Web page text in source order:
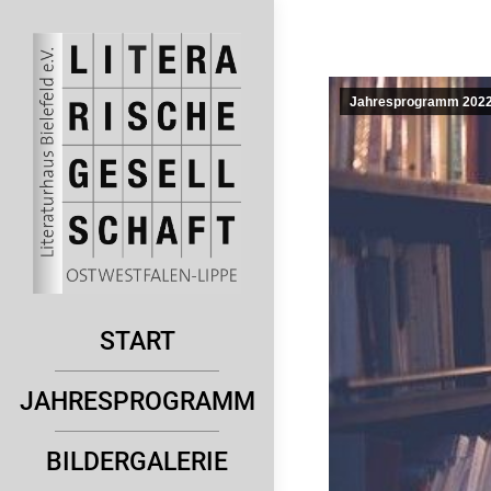
START
JAHRESPROGRAMM
BILDERGALERIE
Jahresprogramm